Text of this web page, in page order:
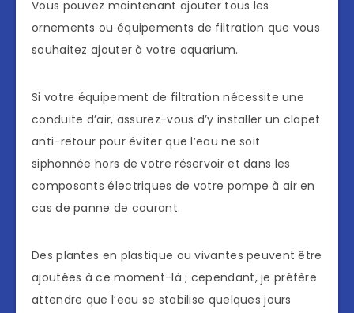
Vous pouvez maintenant ajouter tous les
ornements ou équipements de filtration que vous
souhaitez ajouter à votre aquarium.
Si votre équipement de filtration nécessite une
conduite d’air, assurez-vous d’y installer un clapet
anti-retour pour éviter que l’eau ne soit
siphonnée hors de votre réservoir et dans les
composants électriques de votre pompe à air en
cas de panne de courant.
Des plantes en plastique ou vivantes peuvent être
ajoutées à ce moment-là ; cependant, je préfère
attendre que l’eau se stabilise quelques jours